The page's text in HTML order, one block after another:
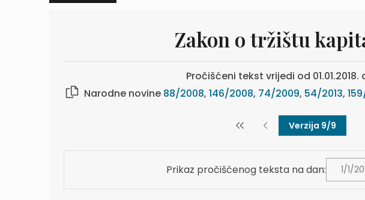
Zakon o tržištu
Pročišćeni tekst vrijedi od 01.01.2018.
Narodne novine 88/2008, 146/2008, 74/2009, 54/2013,
Verzija 9/9
Prikaz pročišćenog teksta na dan: